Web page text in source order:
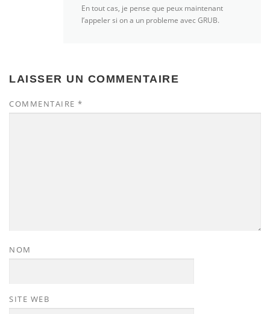
En tout cas, je pense que peux maintenant
l’appeler si on a un probleme avec GRUB.
LAISSER UN COMMENTAIRE
COMMENTAIRE *
NOM
SITE WEB